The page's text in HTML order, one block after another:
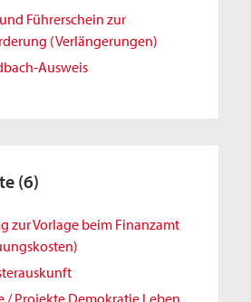
Führerschein zur
(Verlängerungen)
Ausweis
(6)
zur Vorlage beim Finanzamt
/ Projekte Demokratie Leben